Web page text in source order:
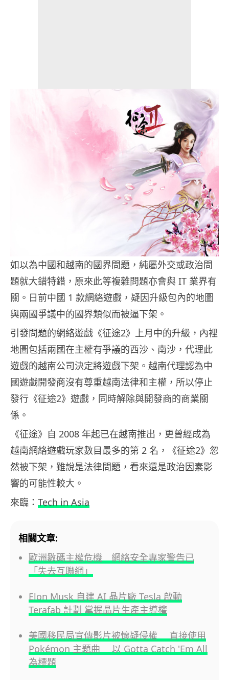
如以為中國和越南的國界問題，純屬外交或政治問
題就大錯特錯，原來此等複雜問題亦會與 IT 業界有
關。日前中國 1 款網絡遊戲，疑因升級包內的地圖
與兩國爭議中的國界類似而被逼下架。
引發問題的網絡遊戲《征途2》上月中的升級，內裡
地圖包括兩國在主權有爭議的西沙、南沙，代理此
遊戲的越南公司決定將遊戲下架。越南代理認為中
國遊戲開發商沒有尊重越南法律和主權，所以停止
發行《征途2》遊戲，同時解除與開發商的商業關
係。
《征途》自 2008 年起已在越南推出，更曾經成為
越南網絡遊戲玩家數目最多的第 2 名，《征途2》忽
然被下架，雖說是法律問題，看來還是政治因素影
響的可能性較大。
來臨： Tech in Asia
相關文章:
歐洲數碼主權危機 網絡安全專家警告已
「失去互聯網」
Elon Musk 自建 AI 晶片廠 Tesla 啟動
Terafab 計劃 掌握晶片生產主導權
美國移民局宣傳影片被懷疑侵權 直接使用
Pokémon 主題曲 以 Gotta Catch 'Em All
為標題